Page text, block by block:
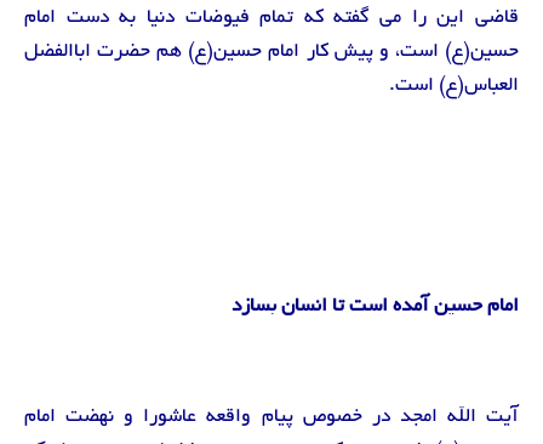
قاضی این را می گفته که تمام فیوضات دنیا به دست امام
حسین(ع) است، و پیش کار امام حسین(ع) هم حضرت اباالفضل
العباس(ع) است.
امام حسین آمده است تا انسان بسازد
آیت الله امجد در خصوص پیام واقعه عاشورا و نهضت امام